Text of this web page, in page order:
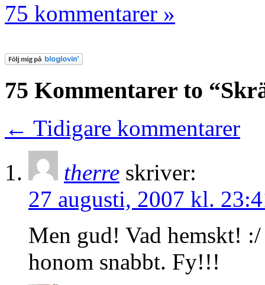
75 kommentarer »
75 Kommentarer to
← Tidigare kommentarer
therre skriver:
27 augusti, 2007 kl.
Men gud! Vad hemskt!
honom snabbt. Fy!!!